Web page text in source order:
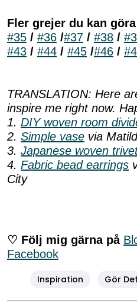
Fler grejer du kan
#35 / #36 /#37 / #38 /
#43 / #44 / #45 /#46 /
TRANSLATION: Here
inspire me right now.
1. DIY woven room
2. Simple vase via
3. Japanese woven
4. Fabric bead earrings
City
♡ Följ mig gärna på
Facebook
Inspiration Gör